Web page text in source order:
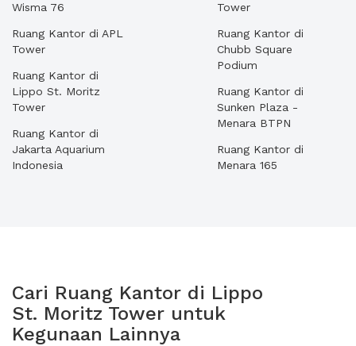
Wisma 76
Ruang Kantor di APL
Tower
Ruang Kantor di
Lippo St. Moritz
Tower
Ruang Kantor di
Jakarta Aquarium
Indonesia
Tower
Ruang Kantor di
Chubb Square
Podium
Ruang Kantor di
Sunken Plaza -
Menara BTPN
Ruang Kantor di
Menara 165
Cari Ruang Kantor di Lippo
St. Moritz Tower untuk
Kegunaan Lainnya